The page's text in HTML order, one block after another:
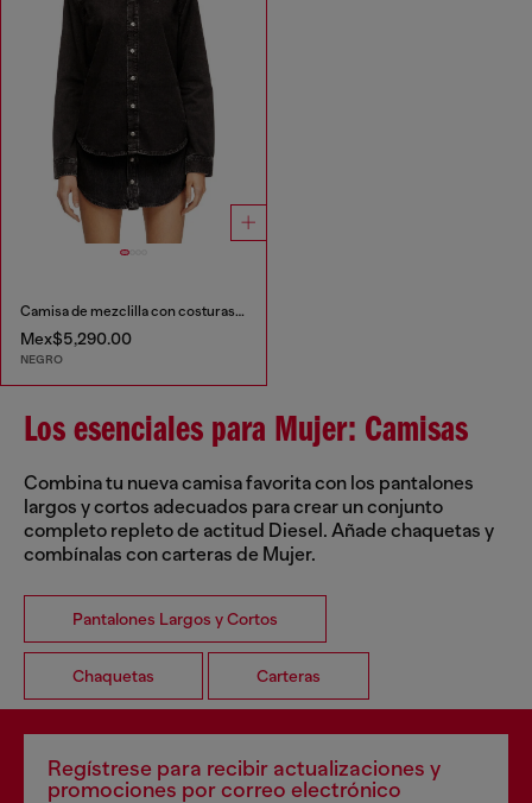
Camisa de mezclilla con costuras contrastantes
Mex$5,290.00
NEGRO
Los esenciales para Mujer: Camisas
Combina tu nueva camisa favorita con los pantalones
largos y cortos adecuados para crear un conjunto
completo repleto de actitud Diesel. Añade chaquetas y
combínalas con carteras de Mujer.
Pantalones Largos y Cortos
Chaquetas Carteras
Regístrese para recibir actualizaciones y
promociones por correo electrónico